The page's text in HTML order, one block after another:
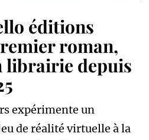
éditions
roman,
librairie depuis
expérimente un
de réalité virtuelle à la